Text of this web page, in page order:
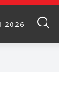
2026